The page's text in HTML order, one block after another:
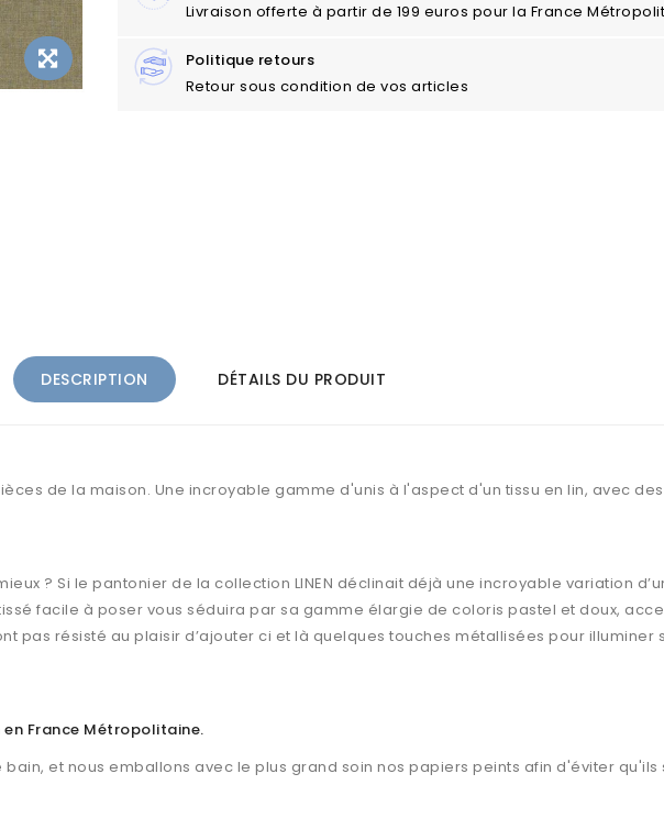
Livraison offerte à partir de 199 euros pour la France
Politique retours
Retour sous condition de vos articles
DESCRIPTION DÉTAILS DU PRODUIT
de la maison. Une incroyable gamme d'unis à l'aspect d'un tissu en lin, avec
? Si le pantonier de la collection LINEN déclinait déjà une incroyable variation
facile à poser vous séduira par sa gamme élargie de coloris pastel et doux,
pas résisté au plaisir d’ajouter ci et là quelques touches métallisées pour illuminer
France Métropolitaine.
et nous emballons avec le plus grand soin nos papiers peints afin d'éviter